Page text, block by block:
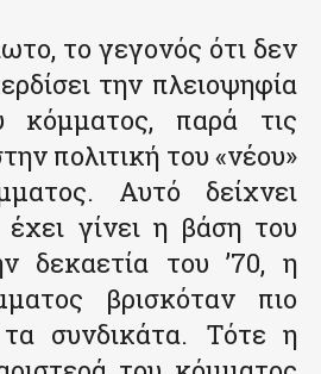
το γεγονός ότι δεν
την πλειοψηφία
κόμματος, παρά τις
πολιτική του «νέου»
Αυτό δείχνει
γίνει η βάση του
δεκαετία του ’70, η
βρισκόταν πιο
συνδικάτα. Τότε η